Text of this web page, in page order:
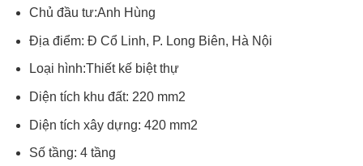
Chủ đầu tư:Anh Hùng
Địa điểm: Đ Cổ Linh, P. Long Biên, Hà Nội
Loại hình:Thiết kế biệt thự
Diện tích khu đất: 220 mm2
Diện tích xây dựng: 420 mm2
Số tầng: 4 tầng